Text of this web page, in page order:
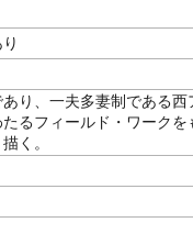
り、一夫多妻制である
るフィールド・ワーク
く。